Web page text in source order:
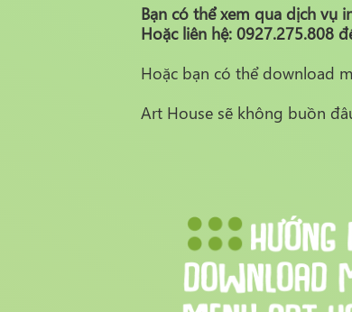
Bạn có thể xem qua dịch vụ
Hoặc liên hệ: 0927.275.808
Hoặc bạn có thể download
Art House sẽ không buồn